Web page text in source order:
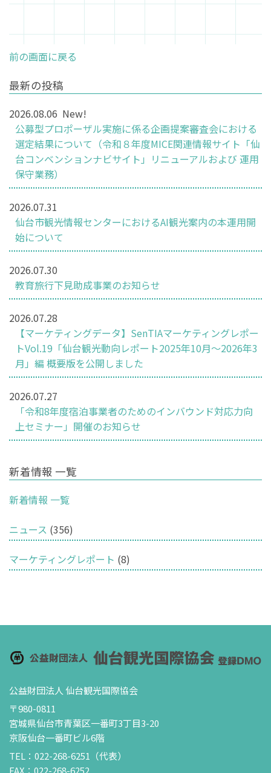
前の画面に戻る
最新の投稿
2026.08.06 New!
公募型プロポーザル実施に係る企画提案審査会における
選定結果について（令和８年度MICE関連情報サイト「仙
台コンベンションナビサイト」リニューアルおよび 運用
保守業務）
2026.07.31
仙台市観光情報センターにおけるAI観光案内の本運用開
始について
2026.07.30
教育旅行下見助成事業のお知らせ
2026.07.28
【マーケティングデータ】SenTIAマーケティングレポー
トVol.19「仙台観光動向レポート2025年10月～2026年3
月」編 概要版を公開しました
2026.07.27
「令和8年度宿泊事業者のためのインバウンド対応力向
上セミナー」開催のお知らせ
新着情報 一覧
新着情報 一覧
ニュース (356)
マーケティングレポート (8)
公益財団法人 仙台観光国際協会
〒980-0811
宮城県仙台市青葉区一番町3丁目3-20
京阪仙台一番町ビル6階
TEL：022-268-6251（代表）
FAX：022-268-6252